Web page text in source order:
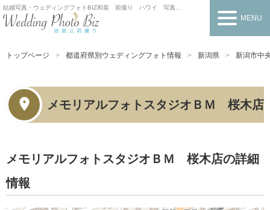
結婚写真・ウェディングフォトBIZ和装 前撮り ハワイ 写真だけの結婚式
MENU
トップページ 都道府県別ウェディングフォト情報 新潟県 新潟市中
メモリアルフォトスタジオＢＭ 桜木店
メモリアルフォトスタジオＢＭ 桜木店の詳細
情報